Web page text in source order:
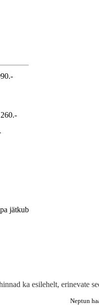
jätkub
ka esilehelt, erinevate
Neptun